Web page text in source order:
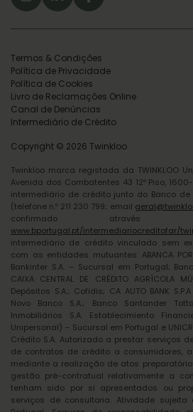
Termos & Condições
Política de Privacidade
Política de Cookies
Livro de Reclamações Online
Canal de Denúncias
Intermediário de Crédito
Copyright © 2026 Twinkloo
Twinkloo marca registada da TWINKLOO
Avenida dos Combatentes 43 12º Piso,
intermediário de crédito junto do Banco de
(telefone n.º 211 230 799; email
confirmado através
www.bportugal.pt/intermediariocreditofar/
intermediário de crédito vinculado sem
com as entidades mutuantes: ABANCA
Bankinter S.A. – Sucursal em Portugal;
CAIXA CENTRAL DE CRÉDITO AGRÍCOLA
Depósitos S.A.; Cofidis; CA AUTO BANK S.P.A
Novo Banco S.A.; Banco Santander
Inmobiliários S.A. Establecimiento
Unipersonal) – Sucursal em Portugal e
Crédito S.A. Autorizado a prestar serviços
de contratos de crédito a consumidores,
mediante a realização de atos
gestão pré-contratual relativamente a
tenham sido por si apresentados ou
serviços de consultoria. Atividade